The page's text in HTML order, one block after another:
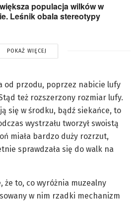
populacja wilków w
Leśnik obala stereotypy
POKAŻ WIĘCEJ
od przodu, poprzez nabicie lufy
też rozszerzony rozmiar lufy.
się w środku, bądź siekańce, to
wystrzału tworzył swoistą
miała bardzo duży rozrzut,
sprawdzała się do walk na
że to, co wyróżnia muzealny
w nim rzadki mechanizm